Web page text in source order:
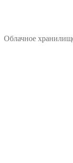
Облачное